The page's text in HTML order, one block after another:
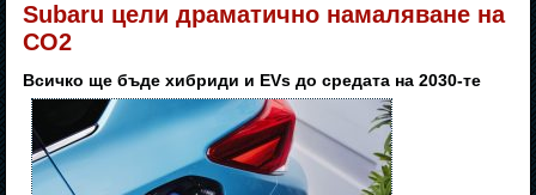
Subaru цели драматично намаляване на
CO2
Всичко ще бъде хибриди и EVs до средата на 2030-те